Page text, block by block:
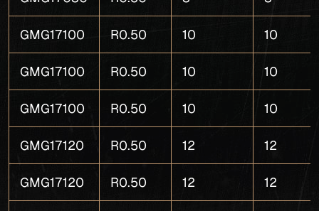
GMG17100 R0.50 10 10
GMG17100 R0.50 10 10
GMG17100 R0.50 10 10
GMG17120 R0.50 12 12
GMG17120 R0.50 12 12